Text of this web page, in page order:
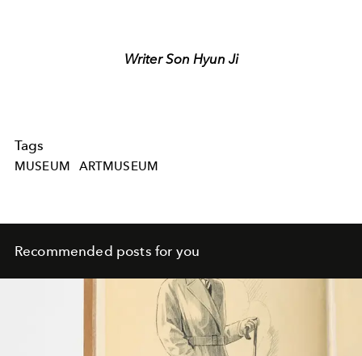
Writer Son Hyun Ji
Tags
MUSEUM ARTMUSEUM
Recommended posts for you